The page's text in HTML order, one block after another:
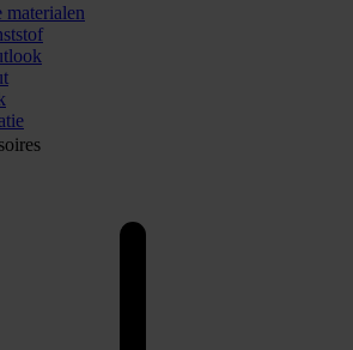
materialen